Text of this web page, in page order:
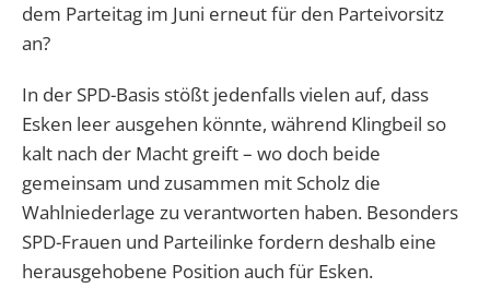
dem Parteitag im Juni erneut für den Parteivorsitz
an?
In der SPD-Basis stößt jedenfalls vielen auf, dass
Esken leer ausgehen könnte, während Klingbeil so
kalt nach der Macht greift – wo doch beide
gemeinsam und zusammen mit Scholz die
Wahlniederlage zu verantworten haben. Besonders
SPD-Frauen und Parteilinke fordern deshalb eine
herausgehobene Position auch für Esken.